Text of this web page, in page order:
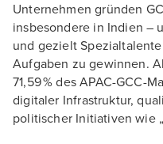
Unternehmen gründen
insbesondere in Indien –
und gezielt
Aufgaben zu gewinnen.
71,59 % des APAC-GCC-
digitaler Infrastruktur,
politischer Initiativen wie